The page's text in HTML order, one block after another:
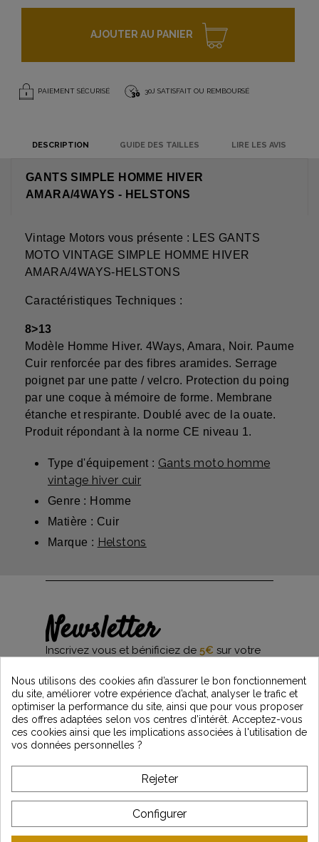
AJOUTER AU PANIER
PAIEMENT SÉCURISÉ 30J SATISFAIT OU REMBOURSÉ
DESCRIPTION GUIDE DES TAILLES LIRE LES AVIS
GANTS SIMPLE HOMME HIVER
AMARA/4WAYS - HELSTONS
Vintage Motors vous présente : LES GANTS
MOTO VINTAGE SIMPLE HOMME HIVER
AMARA/4WAYS-HELSTONS
Caractéristiques Techniques :
8>13
Modèle Homme Hiver. 4Ways, Amara, Noir. Paume
Cuir renforcée par des fibres aramides. Serrage
poignet par une patte / velcro. Protection du poing
par une coque à mémoire de forme. Membrane
étanche et respirante. Doublé avec de la ouate.
Produit répondant à la norme CE niveau 1.
Type d'équipement : Gants moto homme
vintage hiver cuir
Genre : Homme
Matière : Cuir
Marque : Helstons
Newsletter
Inscrivez vous et bénificiez de 5€ sur votre
et restez informés des dernières nouveautés
Vintage Motors
*Dès 99€ d'achat. En vous abonnant à notre newsletter, vous reconnaissez avoir pris
l'acceptez.
A PROPOS DE VINTAGE
SERVICE CLIENT
Nous utilisons des cookies afin d’assurer le bon fonctionnement
du site, améliorer votre expérience d’achat, analyser le trafic et
optimiser la performance du site, ainsi que pour vous proposer
des offres adaptées selon vos centres d’intérêt. Acceptez-vous
ces cookies ainsi que les implications associées à l'utilisation de
vos données personnelles ?
Rejeter
Configurer